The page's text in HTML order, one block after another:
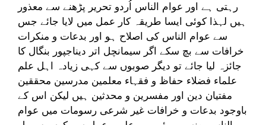
رہتی ہے اور عوام الناس اُردو تحریر پڑھنے سے معذور
ہیں لہذا کوئی ایسا طریقہ کار عمل میں لایا جائے جس
سے عوام الناس کی اصلاح ہو اور بدعات و منکرات
خرافات سے بچ سکے اگر سیمانچل اتر دیناجپور بنگال کا
جائزہ لیا جائے تو دیگر صوبوں سے کہی زیادہ اہل علم
علماء فضلاء حفاظ و فقہاء معلمین مدرسین محققین
مفتیان دین اور مفسرین و محدثین ہیں لیکن اس کے
باوجود بدعات و خرافات غیر شرعی رسومات میں عوام